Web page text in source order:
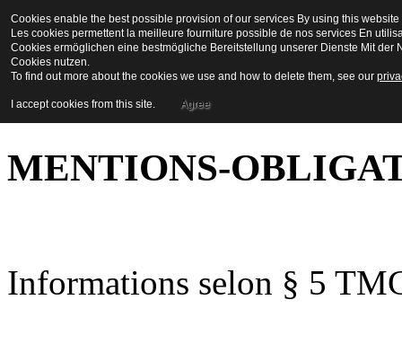
La Maison en
Bienvenue a biot
MENTIONS-
Informations selon § 5
Cookies enable the best possible provision of our services By using this
Les cookies permettent la meilleure fourniture possible de nos services En
Cookies ermöglichen eine bestmögliche Bereitstellung unserer Dienste Mit
Cookies nutzen.
To find out more about the cookies we use and how to delete them, see our
I accept cookies from this site. Agree